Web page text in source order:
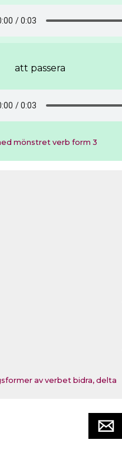
att passera
mönstret verb form 3
av verbet bidra, delta